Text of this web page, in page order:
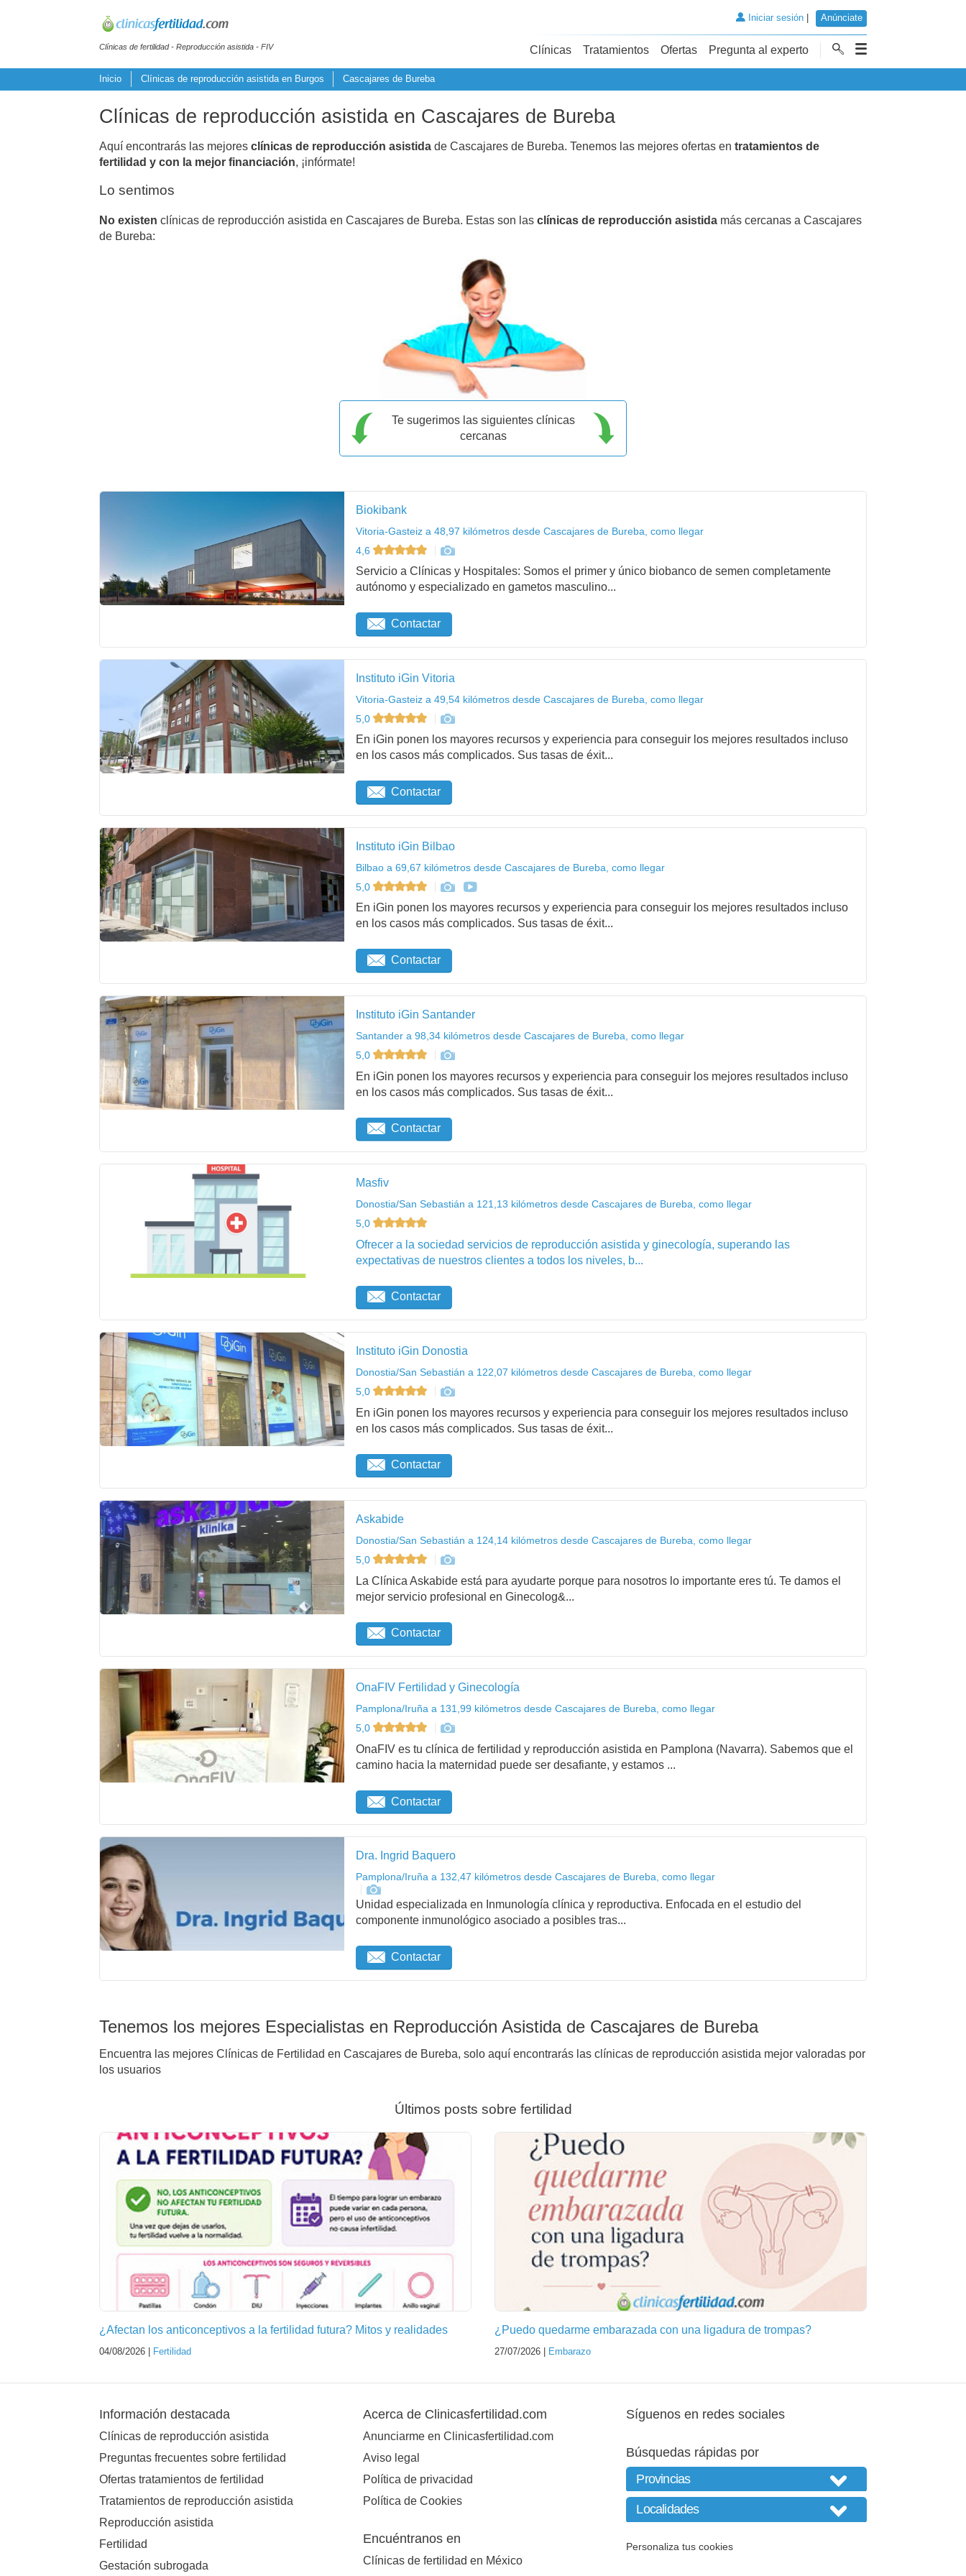
Clínicas de fertilidad - Reproducción asistida - FIV
Iniciar sesión| Anúnciate
Clínicas Tratamientos Ofertas Pregunta al experto
Inicio Clínicas de reproducción asistida en Burgos Cascajares de Bureba
Clínicas de reproducción asistida en Cascajares de Bureba
Aquí encontrarás las mejores clínicas de reproducción asistida de Cascajares de Bureba. Tenemos las mejores ofertas en tratamientos de
fertilidad y con la mejor financiación, ¡infórmate!
Lo sentimos
No existen clínicas de reproducción asistida en Cascajares de Bureba. Estas son las clínicas de reproducción asistida más cercanas a Cascajares
de Bureba:
Te sugerimos las siguientes clínicas
cercanas
Biokibank
Vitoria-Gasteiz a 48,97 kilómetros desde Cascajares de Bureba, como llegar
4,6
Servicio a Clínicas y Hospitales: Somos el primer y único biobanco de semen completamente
autónomo y especializado en gametos masculino...
Contactar
Instituto iGin Vitoria
Vitoria-Gasteiz a 49,54 kilómetros desde Cascajares de Bureba, como llegar
5,0
En iGin ponen los mayores recursos y experiencia para conseguir los mejores resultados incluso
en los casos más complicados. Sus tasas de éxit...
Contactar
Instituto iGin Bilbao
Bilbao a 69,67 kilómetros desde Cascajares de Bureba, como llegar
5,0
En iGin ponen los mayores recursos y experiencia para conseguir los mejores resultados incluso
en los casos más complicados. Sus tasas de éxit...
Contactar
Instituto iGin Santander
Santander a 98,34 kilómetros desde Cascajares de Bureba, como llegar
5,0
En iGin ponen los mayores recursos y experiencia para conseguir los mejores resultados incluso
en los casos más complicados. Sus tasas de éxit...
Contactar
Masfiv
Donostia/San Sebastián a 121,13 kilómetros desde Cascajares de Bureba, como llegar
5,0
Ofrecer a la sociedad servicios de reproducción asistida y ginecología, superando las
expectativas de nuestros clientes a todos los niveles, b...
Contactar
Instituto iGin Donostia
Donostia/San Sebastián a 122,07 kilómetros desde Cascajares de Bureba, como llegar
5,0
En iGin ponen los mayores recursos y experiencia para conseguir los mejores resultados incluso
en los casos más complicados. Sus tasas de éxit...
Contactar
Askabide
Donostia/San Sebastián a 124,14 kilómetros desde Cascajares de Bureba, como llegar
5,0
La Clínica Askabide está para ayudarte porque para nosotros lo importante eres tú. Te damos el
mejor servicio profesional en Ginecolog&...
Contactar
OnaFIV Fertilidad y Ginecología
Pamplona/Iruña a 131,99 kilómetros desde Cascajares de Bureba, como llegar
5,0
OnaFIV es tu clínica de fertilidad y reproducción asistida en Pamplona (Navarra). Sabemos que el
camino hacia la maternidad puede ser desafiante, y estamos ...
Contactar
Dra. Ingrid Baquero
Pamplona/Iruña a 132,47 kilómetros desde Cascajares de Bureba, como llegar
Unidad especializada en Inmunología clínica y reproductiva. Enfocada en el estudio del
componente inmunológico asociado a posibles tras...
Contactar
Tenemos los mejores Especialistas en Reproducción Asistida de Cascajares de Bureba
Encuentra las mejores Clínicas de Fertilidad en Cascajares de Bureba, solo aquí encontrarás las clínicas de reproducción asistida mejor valoradas por
los usuarios
Últimos posts sobre fertilidad
¿Afectan los anticonceptivos a la fertilidad futura? Mitos y realidades
04/08/2026 | Fertilidad
¿Puedo quedarme embarazada con una ligadura de trompas?
27/07/2026 | Embarazo
Información destacada
Clínicas de reproducción asistida
Preguntas frecuentes sobre fertilidad
Ofertas tratamientos de fertilidad
Tratamientos de reproducción asistida
Reproducción asistida
Fertilidad
Gestación subrogada
Acerca de Clinicasfertilidad.com
Anunciarme en Clinicasfertilidad.com
Aviso legal
Política de privacidad
Política de Cookies
Encuéntranos en
Clínicas de fertilidad en México
Síguenos en redes sociales
Búsquedas rápidas por
Personaliza tus cookies